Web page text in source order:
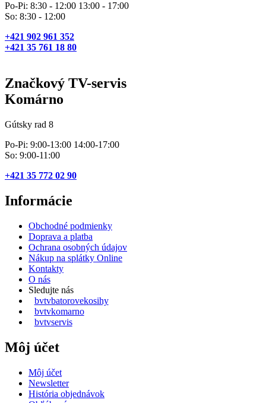
Po-Pi: 8:30 - 12:00 13:00 - 17:00
So: 8:30 - 12:00
+421 902 961 352
+421 35 761 18 80
Značkový TV-servis
Komárno
Gútsky rad 8
Po-Pi: 9:00-13:00 14:00-17:00
So: 9:00-11:00
+421 35 772 02 90
Informácie
Obchodné podmienky
Doprava a platba
Ochrana osobných údajov
Nákup na splátky Online
Kontakty
O nás
Sledujte nás
bvtvbatorovekosihy
bvtvkomarno
bvtvservis
Môj účet
Môj účet
Newsletter
História objednávok